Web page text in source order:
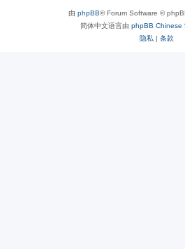
由 phpBB® Forum Software ©
简体中文语言由 phpBB Chinese
隐私 | 条款